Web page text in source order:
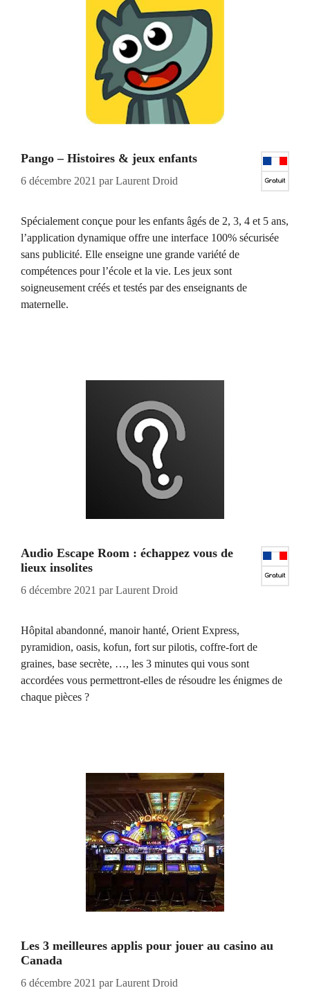
Pango – Histoires & jeux enfants
6 décembre 2021 parLaurent Droid
Spécialement conçue pour les enfants âgés de 2, 3, 4 et 5 ans,
l’application dynamique offre une interface 100% sécurisée
sans publicité. Elle enseigne une grande variété de
compétences pour l’école et la vie. Les jeux sont
soigneusement créés et testés par des enseignants de
maternelle.
Audio Escape Room : échappez vous de
lieux insolites
6 décembre 2021 parLaurent Droid
Hôpital abandonné, manoir hanté, Orient Express,
pyramidion, oasis, kofun, fort sur pilotis, coffre-fort de
graines, base secrète, …, les 3 minutes qui vous sont
accordées vous permettront-elles de résoudre les énigmes de
chaque pièces ?
Les 3 meilleures applis pour jouer au casino au
Canada
6 décembre 2021 parLaurent Droid